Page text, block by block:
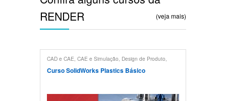
RENDER
(veja mais)
CAD e CAE, CAE e Simulação, Design de Produto,
Projeto Mecânico Solidworks
Curso SolidWorks Plastics Básico